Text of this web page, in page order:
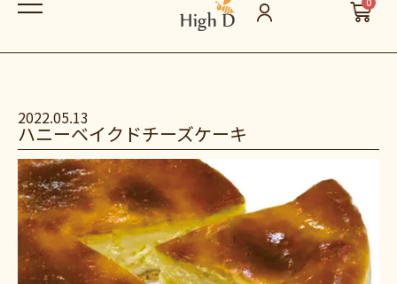
2022.05.13
ハニーベイクドチーズケーキ